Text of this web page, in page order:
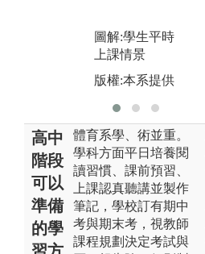
圖解:學生平時
上課情景
版權:本系提供
高中
階段
可以
準備
的學
體育系學、術並重。
學科方面平日培養閱
讀習慣、課前預習、
上課認真聽講並製作
筆記，學校訂有期中
考與期末考，視教師
課程規劃決定考試與